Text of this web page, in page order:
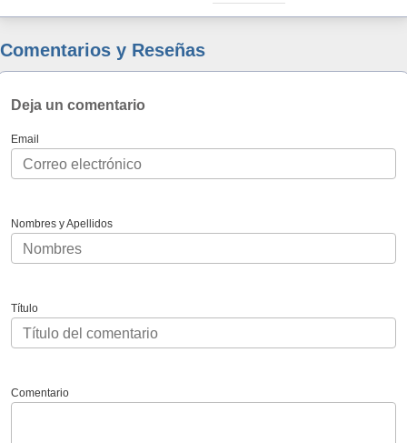
Comentarios y Reseñas
Deja un comentario
Email
Nombres y Apellidos
Título
Comentario